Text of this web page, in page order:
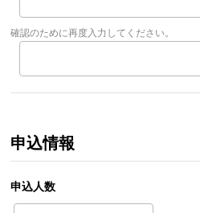
確認のために再度入力してください。
申込情報
申込人数